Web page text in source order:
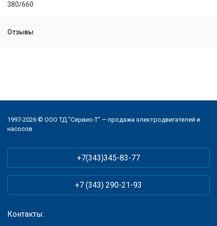
380/660
Отзывы
1997-2026 © ООО ТД "Сервис-Т" — продажа электродвигателей и
насосов
+7(343)345-83-77
+7 (343) 290-21-93
Контакты: